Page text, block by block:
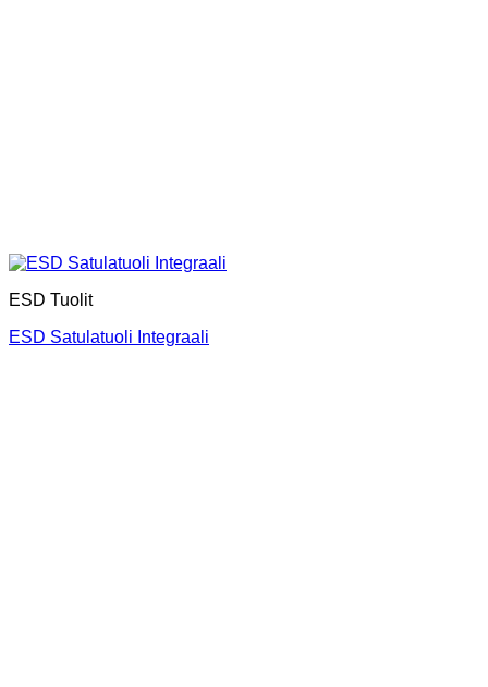
ESD Tuolit
ESD Satulatuoli Integraali